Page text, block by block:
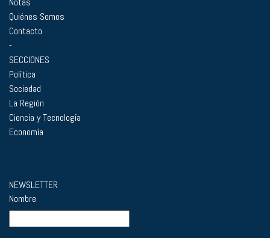
Quiénes Somos
Contacto
-
SECCIONES
Política
Sociedad
La Región
Ciencia y Tecnología
Economía
NEWSLETTER
Nombre